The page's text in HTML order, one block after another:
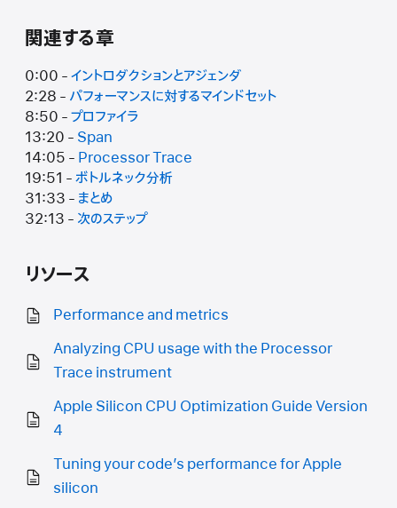
関連する章
0:00 - イントロダクションとアジェンダ
2:28 - パフォーマンスに対するマインドセット
8:50 - プロファイラ
13:20 - Span
14:05 - Processor Trace
19:51 - ボトルネック分析
31:33 - まとめ
32:13 - 次のステップ
リソース
Performance and metrics
Analyzing CPU usage with the Processor
Trace instrument
Apple Silicon CPU Optimization Guide Version
4
Tuning your code’s performance for Apple
silicon